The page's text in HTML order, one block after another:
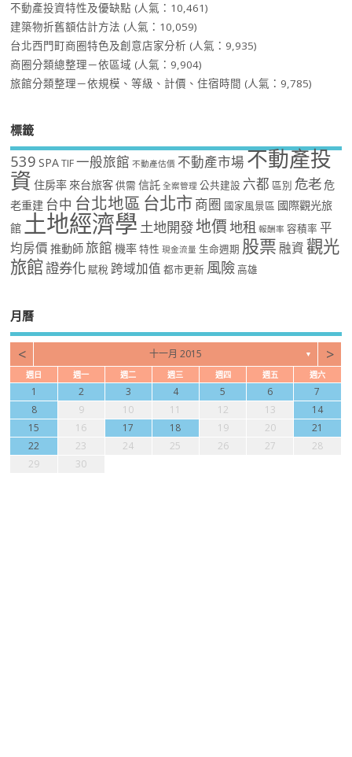
不動產投資特性及優缺點 (人氣：10,461)
建築物折舊額估計方法 (人氣：10,059)
台北西門町商圈特色及創意店家分析 (人氣：9,935)
商圈分類總整理－依區域 (人氣：9,904)
旅館分類整理－依規模、等級、計價、住宿時間 (人氣：9,785)
標籤
539 SPA TIF 一般旅館 不動產估價 不動產市場不動產投
資 住房率 來台旅客 供需 信託 全案管理 公共建設 六都 區別 危老危
老重建 台中 台北地區 台北市商圈 國家風景區 國際觀光旅
館 土地經濟學 土地開發地價地租 報酬率 容積率 平
均房價 推動師旅館 機率 特性 現金流量 生命週期 股票 融資 觀光
旅館證券化 賦稅 跨域加值 都市更新 風險 高雄
月曆
< 十一月 2015 ▼ >
週日 週一 週二 週三 週四 週五 週六
1 2 3 4 5 6
7
8
9 10 11 12 13
14
15
16 17 18 19 20
21
22
23 24 25 26 27
28
29
30